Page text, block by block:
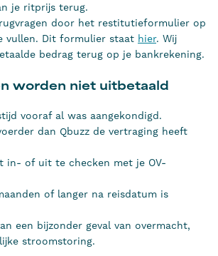
je ritprijs terug.
door het restitutieformulier op
vullen. Dit formulier staat hier. Wij
bedrag terug op je bankrekening.
worden niet uitbetaald
vooraf al was aangekondigd.
dan Qbuzz de vertraging heeft
in- of uit te checken met je OV-
of langer na reisdatum is
een bijzonder geval van overmacht,
stroomstoring.